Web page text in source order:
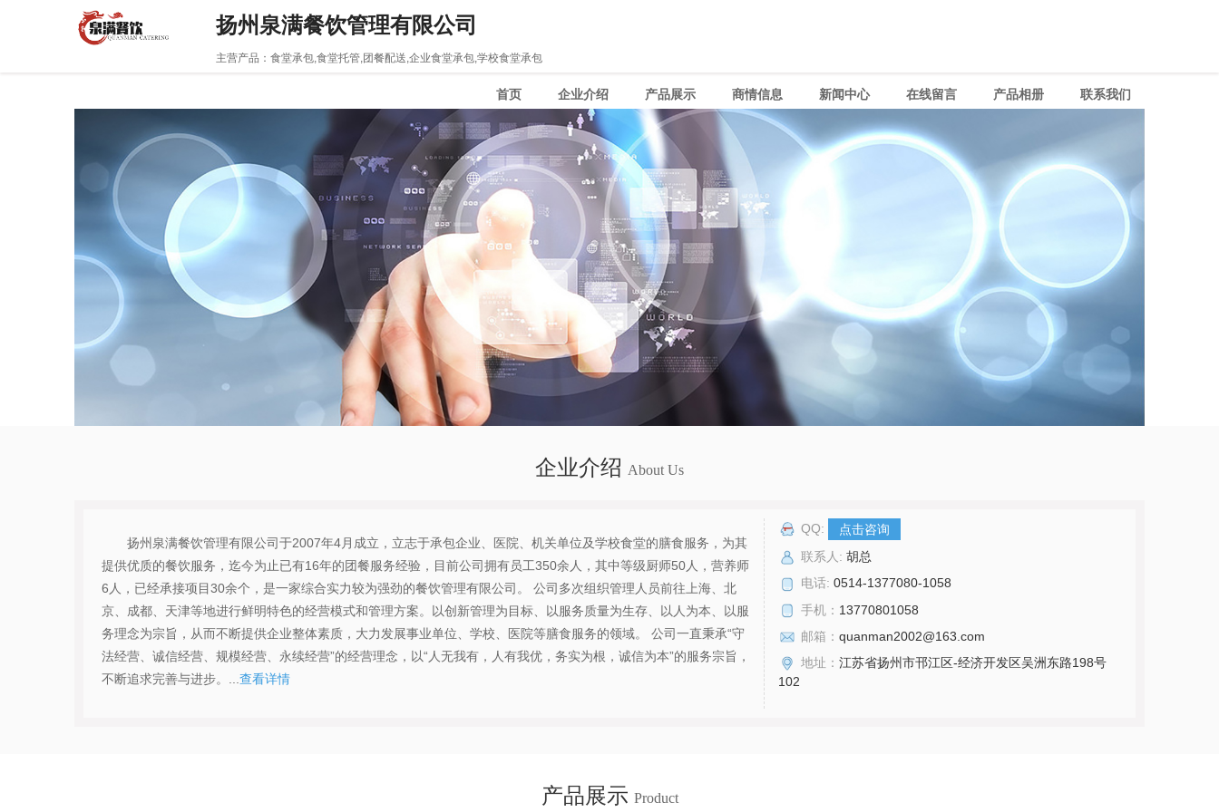
扬州泉满餐饮管理有限公司
主营产品：食堂承包,食堂托管,团餐配送,企业食堂承包,学校食堂承包
首页 企业介绍 产品展示 商情信息 新闻中心 在线留言 产品相册 联系我们
企业介绍 About Us
QQ:
点击咨询
联系人: 胡总
电话: 0514-1377080-1058
手机： 13770801058
邮箱： quanman2002@163.com
地址： 江苏省扬州市邗江区-经济开发区吴洲东路198号
102
扬州泉满餐饮管理有限公司于2007年4月成立，立志于承包企业、医院、机关单位及学校食堂的膳食服务，为其
提供优质的餐饮服务，迄今为止已有16年的团餐服务经验，目前公司拥有员工350余人，其中等级厨师50人，营养师
6人，已经承接项目30余个，是一家综合实力较为强劲的餐饮管理有限公司。 公司多次组织管理人员前往上海、北
京、成都、天津等地进行鲜明特色的经营模式和管理方案。以创新管理为目标、以服务质量为生存、以人为本、以服
务理念为宗旨，从而不断提供企业整体素质，大力发展事业单位、学校、医院等膳食服务的领域。 公司一直秉承“守
法经营、诚信经营、规模经营、永续经营”的经营理念，以“人无我有，人有我优，务实为根，诚信为本”的服务宗旨，
不断追求完善与进步。... 查看详情
产品展示 Product